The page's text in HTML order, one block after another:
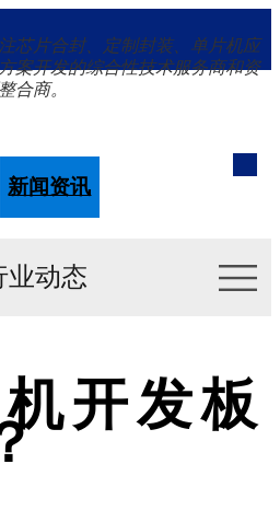
芯片合封、定制封装、单片机应
案开发的综合性技术服务商和资
合商。
新闻资讯
业动态
开发板